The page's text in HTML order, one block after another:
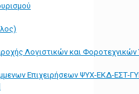
Λογιστικών και
Επιχειρήσεων ΨΥΧ-ΕΚΔ-ΕΣΤ-